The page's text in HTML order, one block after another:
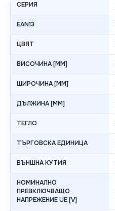
СЕРИЯ
EAN13
ЦВЯТ
ВИСОЧИНА [MM]
ШИРОЧИНА [MM]
ДЪЛЖИНА [MM]
ТЕГЛО
ТЪРГОВСКА ЕДИНИЦА
ВЪНШНА КУТИЯ
НОМИНАЛНО
ПРЕВКЛЮЧВАЩО
НАПРЕЖЕНИЕ UE [V]